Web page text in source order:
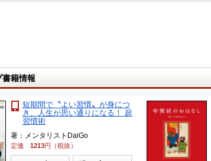
書籍情報
短期間で〝よい習慣〟が身につ
き、人生が思い通りになる！ 超
習慣術
著：メンタリストDaiGo
定価 1213円（税抜）